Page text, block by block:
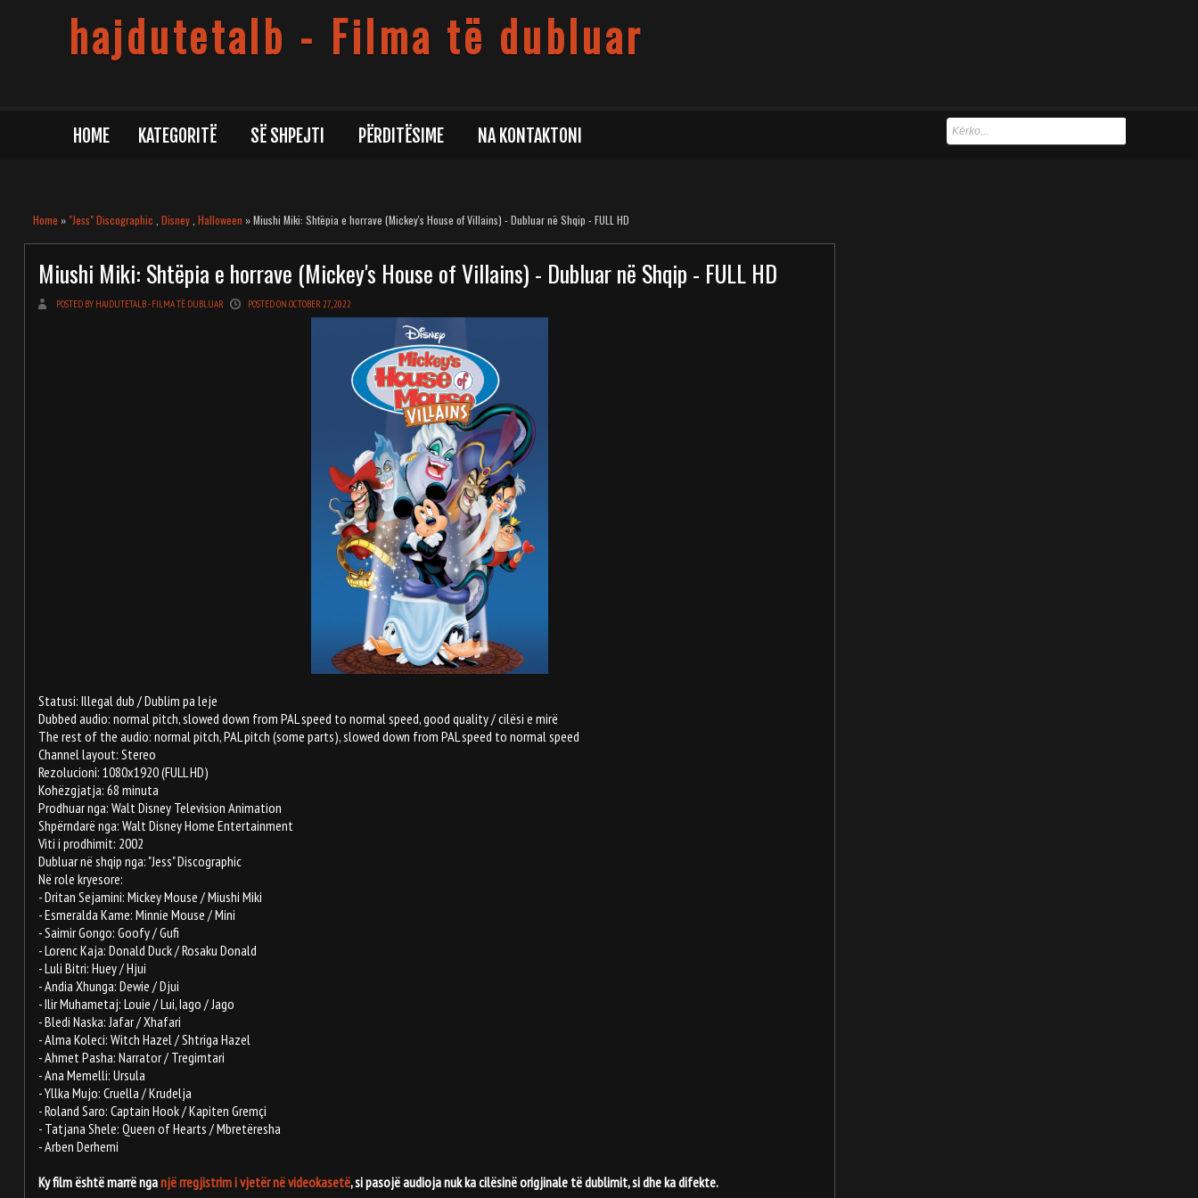
hajdutetalb - Filma të dubluar
HOME KATEGORITË SË SHPEJTI PËRDITËSIME NA KONTAKTONI
Home » "Jess" Discographic Disney Halloween » Miushi Miki: Shtëpia e horrave (Mickey's House of Villains) - Dubluar në Shqip - FULL HD
Miushi Miki: Shtëpia e horrave (Mickey's House of Villains) - Dubluar në Shqip - FULL HD
POSTED BY HAJDUTETALB - FILMA TË DUBLUAR POSTED ON OCTOBER 27, 2022
Statusi: Illegal dub / Dublim pa leje
Dubbed audio: normal pitch, slowed down from PAL speed to normal speed, good quality / cilësi e mirë
The rest of the audio: normal pitch, PAL pitch (some parts), slowed down from PAL speed to normal speed
Channel layout: Stereo
Rezolucioni: 1080x1920 (FULL HD)
Kohëzgjatja: 68 minuta
Prodhuar nga: Walt Disney Television Animation
Shpërndarë nga: Walt Disney Home Entertainment
Viti i prodhimit: 2002
Dubluar në shqip nga: "Jess" Discographic
Në role kryesore:
- Dritan Sejamini: Mickey Mouse / Miushi Miki
- Esmeralda Kame: Minnie Mouse / Mini
- Saimir Gongo: Goofy / Gufi
- Lorenc Kaja: Donald Duck / Rosaku Donald
- Luli Bitri: Huey / Hjui
- Andia Xhunga: Dewie / Djui
- Ilir Muhametaj: Louie / Lui, Iago / Jago
- Bledi Naska: Jafar / Xhafari
- Alma Koleci: Witch Hazel / Shtriga Hazel
- Ahmet Pasha: Narrator / Tregimtari
- Ana Memelli: Ursula
- Yllka Mujo: Cruella / Krudelja
- Roland Saro: Captain Hook / Kapiten Gremçi
- Tatjana Shele: Queen of Hearts / Mbretëresha
- Arben Derhemi
Ky film është marrë nganjë rregjistrim i vjetër në videokasetë, si pasojë audioja nuk kacilësinë origjinale të dublimit, si dhe ka difekte.